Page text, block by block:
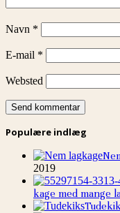
Navn *
E-mail *
Websted
Populære indlæg
2019
kage med mange